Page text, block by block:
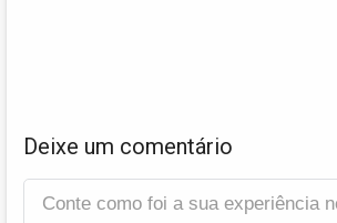
Deixe um comentário